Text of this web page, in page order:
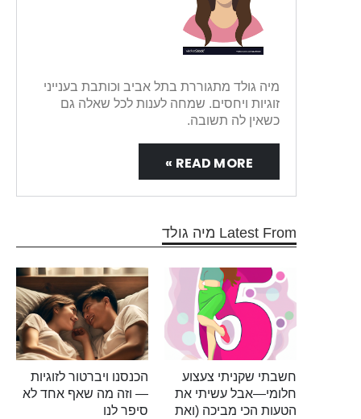
מיה גולד מתגוררת בתל אביב וכותבת בענייני
זוגיות ויחסים. שמחה לענות לכל שאלה גם
כשאין לה תשובה.
READ MORE »
Latest From מיה גולד
חשבתי שקניתי צעצוע
חלומי—אבל עשיתי את
הטעות הכי מביכה (ואת
הכנסנו ויברטור לזוגיות
— וזה מה שאף אחד לא
סיפר לנו